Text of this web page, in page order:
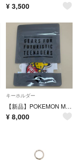
¥ 3,500
キーホルダー
【新品】POKEMON MADE KEY RING ピカチュウ Pikachu
¥ 8,000